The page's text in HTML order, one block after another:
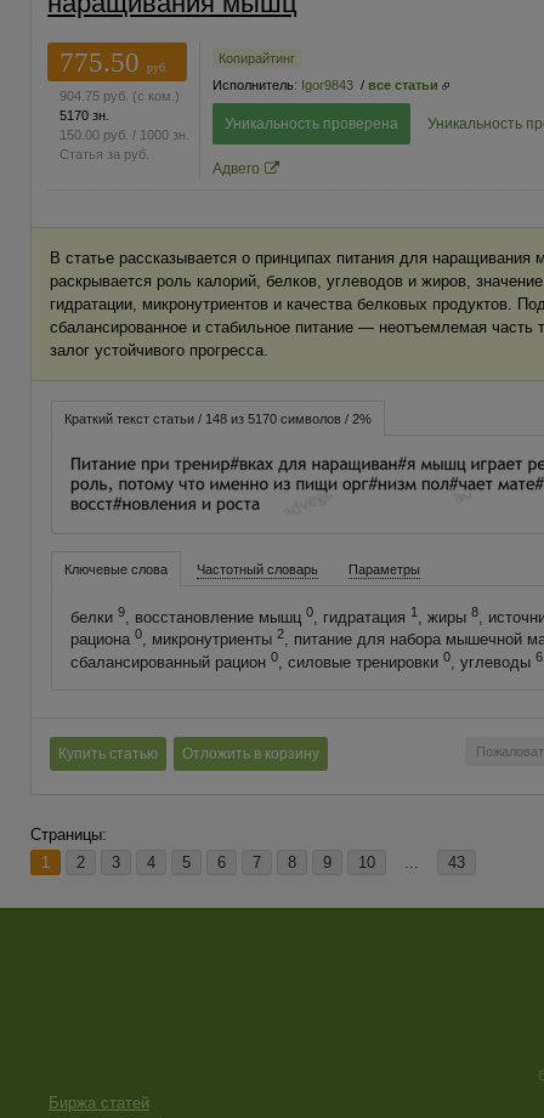
775.50
руб.
904.75 руб. (с ком.)
5170 зн.
150.00 руб. / 1000 зн.
Статья за руб.
Копирайтинг
Исполнитель: Igor9843 / все статьи
Уникальность проверена Уникальность
Адвего
В статье рассказывается о принципах питания для
раскрывается роль калорий, белков, углеводов и жиров,
гидратации, микронутриентов и качества белковых продуктов.
сбалансированное и стабильное питание — неотъемлемая часть
залог устойчивого прогресса.
Краткий текст статьи / 148 из 5170 символов / 2%
Ключевые слова Частотный словарь Параметры
белки 9, восстановление мышц 0, гидратация 1, жиры 8,
рациона 0, микронутриенты 2, питание для набора мышечной
сбалансированный рацион 0, силовые тренировки 0, углеводы 6
Купить статью Отложить в корзину
Страницы:
1
2 3 4 5 6 7 8 9 10 ... 43
Биржа статей